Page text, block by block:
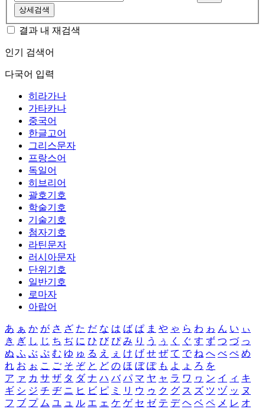
상세검색
결과 내 재검색
인기 검색어
다국어 입력
히라가나
가타카나
중국어
한글고어
그리스문자
프랑스어
독일어
히브리어
괄호기호
학술기호
기술기호
첨자기호
라틴문자
러시아문자
단위기호
일반기호
로마자
아랍어
あ ぁ か が さ ざ た だ な は ば ぱ ま や ゃ ら わ ゎ ん い ぃ
き ぎ し じ ち ぢ に ひ び ぴ み り う ぅ く ぐ す ず つ づ っ
ぬ ふ ぶ ぷ む ゆ ゅ る え ぇ け げ せ ぜ て で ね へ べ ぺ め
れ お ぉ こ ご そ ぞ と ど の ほ ぼ ぽ も よ ょ ろ を
ア ァ カ サ ザ タ ダ ナ ハ バ パ マ ヤ ャ ラ ワ ヮ ン イ ィ キ
ギ シ ジ チ ヂ ニ ヒ ビ ピ ミ リ ウ ゥ ク グ ス ズ ツ ヅ ッ ヌ
フ ブ プ ム ユ ュ ル エ ェ ケ ゲ セ ゼ テ デ ヘ ベ ペ メ レ オ